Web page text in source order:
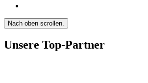
Nach oben scrollen.
Unsere Top-Partner